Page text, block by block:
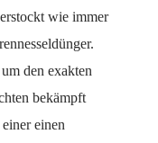
wie immer
den exakten
bekämpft
einen